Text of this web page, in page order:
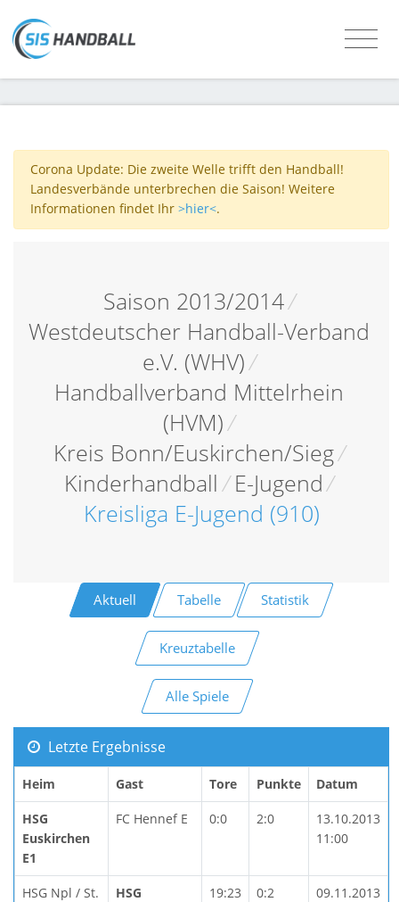
Corona Update: Die zweite Welle trifft den Handball!
Landesverbände unterbrechen die Saison! Weitere
Informationen findet Ihr >hier<.
Saison 2013/2014/
Westdeutscher Handball-Verband
e.V. (WHV)/
Handballverband Mittelrhein
(HVM)/
Kreis Bonn/Euskirchen/Sieg/
Kinderhandball/ E-Jugend/
Kreisliga E-Jugend (910)
Aktuell Tabelle Statistik
Kreuztabelle
Alle Spiele
Letzte Ergebnisse
Heim Gast Tore Punkte Datum
HSG
Euskirchen
E1
FC Hennef E 0:0 2:0
13.10.2013
11:00
HSG Npl / St.
HSG
19:23 0:2
09.11.2013